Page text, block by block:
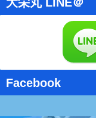
Facebook